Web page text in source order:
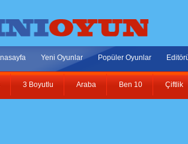
Yeni Oyunlar Popüler Oyunlar
3 Boyutlu Araba Ben 10 Çiftlik